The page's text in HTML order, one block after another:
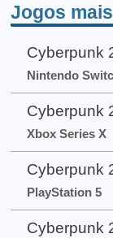
Jogos
Cyberpunk
Nintendo
Cyberpunk
Xbox Series X
Cyberpunk
PlayStation 5
Cyberpunk